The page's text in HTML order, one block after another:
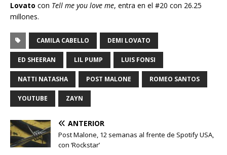
Lovato con Tell me you love me, entra en el #20 con 26.25
millones.
CAMILA CABELLO DEMI LOVATO
ED SHEERAN LIL PUMP LUIS FONSI
NATTI NATASHA POST MALONE ROMEO SANTOS
YOUTUBE ZAYN
ANTERIOR
Post Malone, 12 semanas al frente de Spotify USA,
con ‘Rockstar’